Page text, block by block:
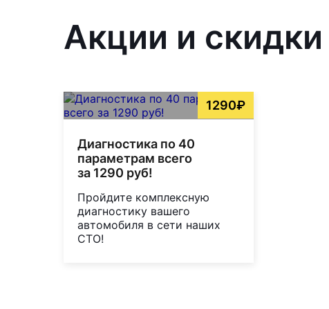
Акции и
1290₽
Диагностика по 40
параметрам всего
за 1290 руб!
Пройдите комплексную
диагностику вашего
автомобиля в сети наших
СТО!